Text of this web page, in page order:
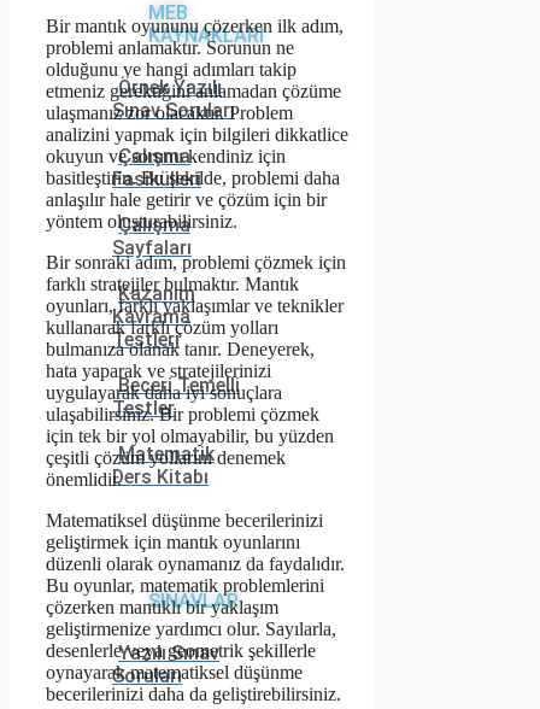
MEB
KAYNAKLARI
Örnek Yazılı
Sınav Soruları
Çalışma
Fasikülleri
Çalışma
Sayfaları
Kazanım
Kavrama
Testleri
Beceri Temelli
Testler
Matematik
Ders Kitabı
SINAVLAR
Yazılı Sınav
Soruları
Bir mantık oyununu çözerken ilk adım,
problemi anlamaktır. Sorunun ne
olduğunu ve hangi adımları takip
etmeniz gerektiğini anlamadan çözüme
ulaşmanız zor olacaktır. Problem
analizini yapmak için bilgileri dikkatlice
okuyun ve sorunu kendiniz için
basitleştirin. Bu şekilde, problemi daha
anlaşılır hale getirir ve çözüm için bir
yöntem oluşturabilirsiniz.
Bir sonraki adım, problemi çözmek için
farklı stratejiler bulmaktır. Mantık
oyunları, farklı yaklaşımlar ve teknikler
kullanarak farklı çözüm yolları
bulmanıza olanak tanır. Deneyerek,
hata yaparak ve stratejilerinizi
uygulayarak daha iyi sonuçlara
ulaşabilirsiniz. Bir problemi çözmek
için tek bir yol olmayabilir, bu yüzden
çeşitli çözüm yollarını denemek
önemlidir.
Matematiksel düşünme becerilerinizi
geliştirmek için mantık oyunlarını
düzenli olarak oynamanız da faydalıdır.
Bu oyunlar, matematik problemlerini
çözerken mantıklı bir yaklaşım
geliştirmenize yardımcı olur. Sayılarla,
desenlerle veya geometrik şekillerle
oynayarak matematiksel düşünme
becerilerinizi daha da geliştirebilirsiniz.